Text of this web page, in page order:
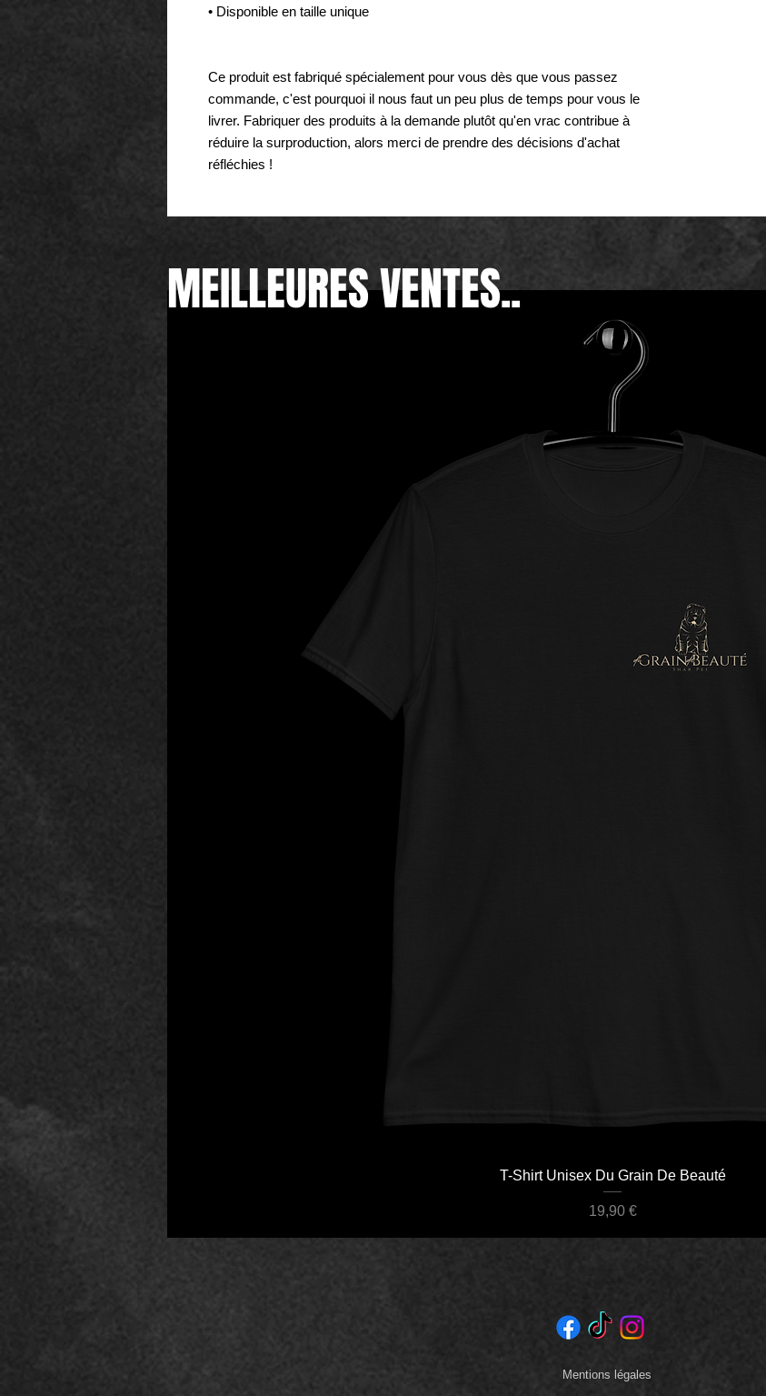
• Disponible en taille unique
Ce produit est fabriqué spécialement pour vous dès que vous passez
commande, c'est pourquoi il nous faut un peu plus de temps pour vous le
livrer. Fabriquer des produits à la demande plutôt qu'en vrac contribue à
réduire la surproduction, alors merci de prendre des décisions d'achat
réfléchies !
Aperçu rapide
T-Shirt Unisex Du Grain De Beauté
Prix
19,90 €
MEILLEURES VENTES..
Mentions légales